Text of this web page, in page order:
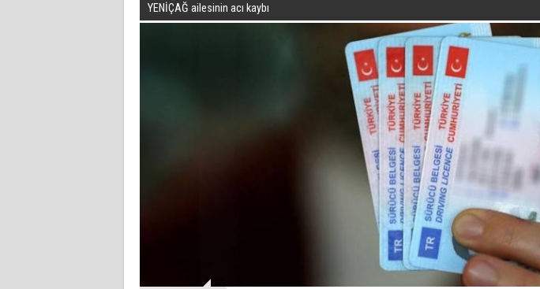
YAZARLAR GÜNDEM
YENİÇAĞ ailesinin acı kaybı